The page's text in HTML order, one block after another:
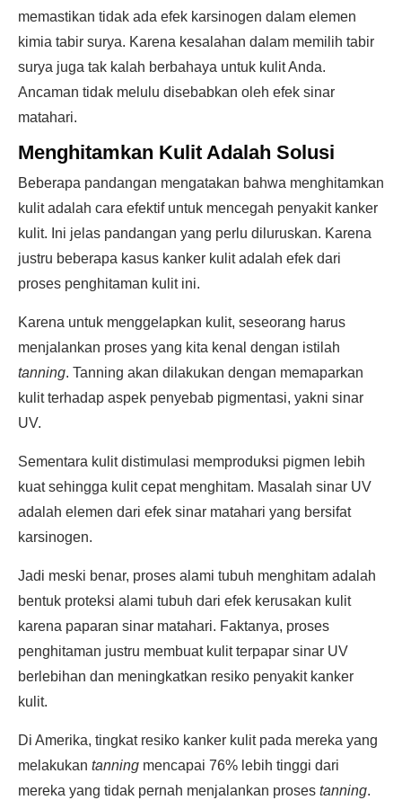
memastikan tidak ada efek karsinogen dalam elemen
kimia tabir surya. Karena kesalahan dalam memilih tabir
surya juga tak kalah berbahaya untuk kulit Anda.
Ancaman tidak melulu disebabkan oleh efek sinar
matahari.
Menghitamkan Kulit Adalah Solusi
Beberapa pandangan mengatakan bahwa menghitamkan
kulit adalah cara efektif untuk mencegah penyakit kanker
kulit. Ini jelas pandangan yang perlu diluruskan. Karena
justru beberapa kasus kanker kulit adalah efek dari
proses penghitaman kulit ini.
Karena untuk menggelapkan kulit, seseorang harus
menjalankan proses yang kita kenal dengan istilah
tanning. Tanning akan dilakukan dengan memaparkan
kulit terhadap aspek penyebab pigmentasi, yakni sinar
UV.
Sementara kulit distimulasi memproduksi pigmen lebih
kuat sehingga kulit cepat menghitam. Masalah sinar UV
adalah elemen dari efek sinar matahari yang bersifat
karsinogen.
Jadi meski benar, proses alami tubuh menghitam adalah
bentuk proteksi alami tubuh dari efek kerusakan kulit
karena paparan sinar matahari. Faktanya, proses
penghitaman justru membuat kulit terpapar sinar UV
berlebihan dan meningkatkan resiko penyakit kanker
kulit.
Di Amerika, tingkat resiko kanker kulit pada mereka yang
melakukan tanning mencapai 76% lebih tinggi dari
mereka yang tidak pernah menjalankan proses tanning.